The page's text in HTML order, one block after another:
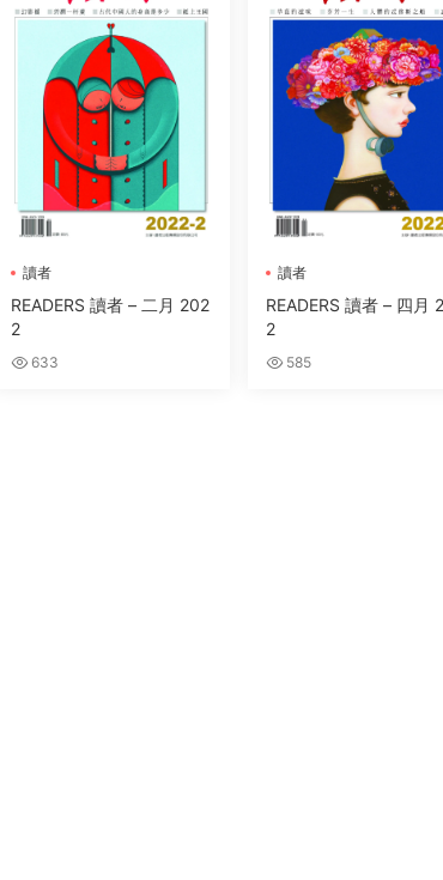
讀者
READERS 讀者 – 二月 202
2
633
讀者
READERS 讀者 – 四月
2
585